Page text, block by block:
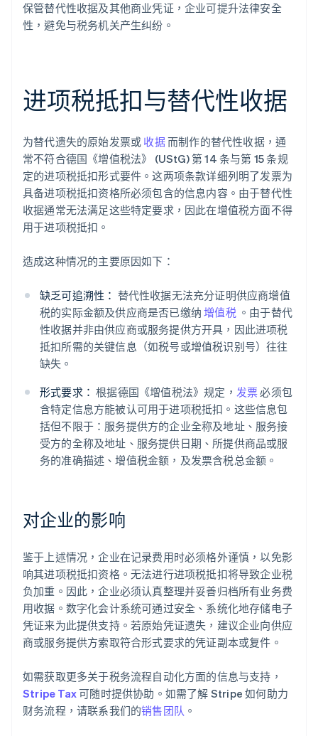
保管替代性收据及其他商业凭证，企业可提升法律安全
性，避免与税务机关产生纠纷。
进项税抵扣与替代性收据
为替代遗失的原始发票或 收据而制作的替代性收据，通
常不符合德国《增值税法》 (UStG) 第 14 条与第 15 条规
定的进项税抵扣形式要件。这两项条款详细列明了发票为
具备进项税抵扣资格所必须包含的信息内容。由于替代性
收据通常无法满足这些特定要求，因此在增值税方面不得
用于进项税抵扣。
造成这种情况的主要原因如下：
缺乏可追溯性： 替代性收据无法充分证明供应商增值
税的实际金额及供应商是否已缴纳增值税。由于替代
性收据并非由供应商或服务提供方开具，因此进项税
抵扣所需的关键信息（如税号或增值税识别号）往往
缺失。
形式要求： 根据德国《增值税法》规定， 发票必须包
含特定信息方能被认可用于进项税抵扣。这些信息包
括但不限于：服务提供方的企业全称及地址、服务接
受方的全称及地址、服务提供日期、所提供商品或服
务的准确描述、增值税金额，及发票含税总金额。
对企业的影响
鉴于上述情况，企业在记录费用时必须格外谨慎，以免影
响其进项税抵扣资格。无法进行进项税抵扣将导致企业税
负加重。因此，企业必须认真整理并妥善归档所有业务费
用收据。数字化会计系统可通过安全、系统化地存储电子
凭证来为此提供支持。若原始凭证遗失，建议企业向供应
商或服务提供方索取符合形式要求的凭证副本或复件。
如需获取更多关于税务流程自动化方面的信息与支持，
Stripe Tax可随时提供协助。如需了解 Stripe 如何助力
财务流程，请联系我们的销售团队 。
爱尔兰
English
爱沙尼亚
English
奥地利
DeutschEnglish
澳大利亚
巴西
PortuguêsEnglish
保加利亚
English